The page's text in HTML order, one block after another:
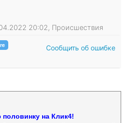
20:02, Происшествия
Сообщить об ошибке
на Клик4!